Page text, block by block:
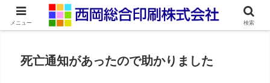
ネット印刷通販・オンデマンド印刷
死亡通知があったので助かりました
メニュー 検索